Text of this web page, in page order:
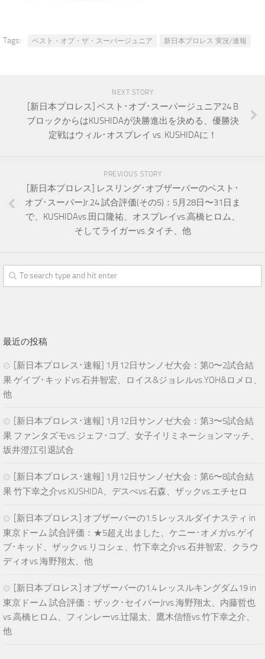
Tags: ベスト・オブ・ザ・スーパージュニア 新日本プロレス 実況/速報
NEXT STORY
[新日本プロレス] ベスト･オブ･スーパージュニア24 B
ブロックからはKUSHIDAが決勝進出を決める、優勝決
定戦はウィル･オスプレイ vs. KUSHIDAに！
PREVIOUS STORY
[新日本プロレス] レスリング･オブザーバーのベスト･
オブ･スーパーJr.24 試合評価(その5)：5月28日〜31日ま
で、KUSHIDAvs.田口隆祐、オスプレイvs.高橋ヒロム、
そしてライガーvs.タイチ、他
最近の投稿
[新日本プロレス･速報] 1月12日サンノゼ大会：第0〜2試合結
果 ゲイブ･キッドvs.石井智宏、ロイス&ジョレルvs.YOH&ロメロ、
他
[新日本プロレス･速報] 1月12日サンノゼ大会：第3〜5試合結
果 ファンタズモvs.ジェフ･コブ、女子イリミネーションマッチ、
坂井澄江引退試合
[新日本プロレス･速報] 1月12日サンノゼ大会：第6〜8試合結
果 竹下幸之介vs.KUSHIDA、デスぺvs.石森、ザックvs.エチセロ
[新日本プロレス] オブザーバーの1.5 レッスルダイナスティ in
東京ドーム 試合評価：★5超え出ました、ケニー･オメガvs.ゲイ
ブ･キッド、ザックvs.リコシェ、竹下幸之介vs.石井智宏、クラウ
ディオvs.海野翔太、他
[新日本プロレス] オブザーバーの1.4 レッスルキングダム19 in
東京ドーム 試合評価：ザック･セイバーJrvs.海野翔太、内藤哲也
vs.高橋ヒロム、フィンレーvs.辻陽太、鷹木信悟vs.竹下幸之介、
他